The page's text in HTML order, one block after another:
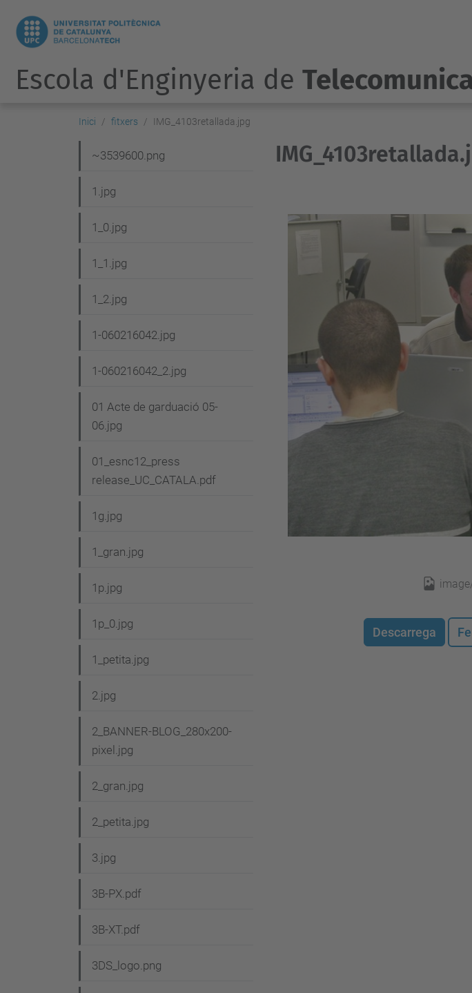
Escola d'Enginyeria de
Inici fitxers IMG_4103retallada.jpg
Descarrega
a
v
g
a
i
ó
~3539600.png
1.jpg
1_0.jpg
1_1.jpg
1_2.jpg
1-060216042.jpg
1-060216042_2.jpg
01 Acte de garduació 05-
06.jpg
01_esnc12_press
release_UC_CATALA.pdf
1g.jpg
1_gran.jpg
1p.jpg
1p_0.jpg
1_petita.jpg
2.jpg
2_BANNER-BLOG_280x200-
pixel.jpg
2_gran.jpg
2_petita.jpg
3.jpg
3B-PX.pdf
3B-XT.pdf
3DS_logo.png